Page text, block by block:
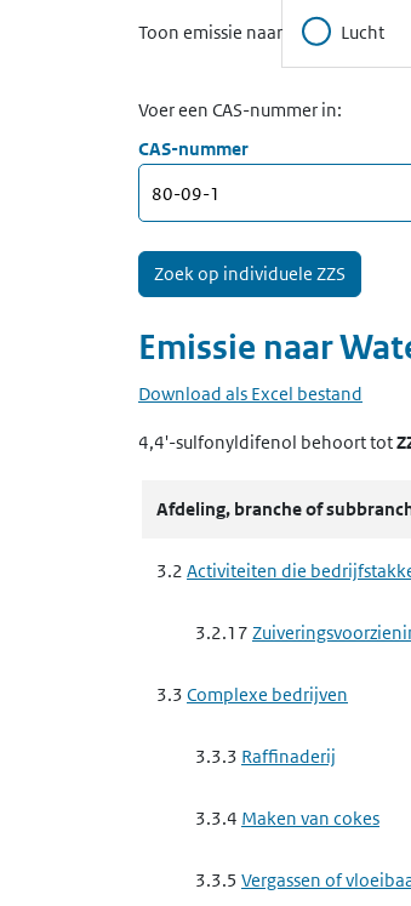
Toon emissie naar Lucht
Voer een CAS-nummer in:
CAS-nummer
Emissie naar
Download als Excel bestand
4,4'-sulfonyldifenol behoort tot
Afdeling, branche of
3.2 Activiteiten die
3.2.17
3.3 Complexe bedrijven
3.3.3 Raffinaderij
3.3.4 Maken van cokes
3.3.5 Vergassen of